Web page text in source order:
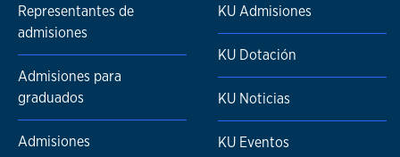
Representantes de
admisiones
Admisiones para
graduados
Admisiones
KU Admisiones
KU Dotación
KU Noticias
KU Eventos